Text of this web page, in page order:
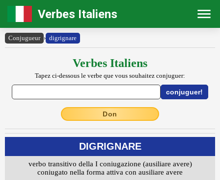
Verbes Italiens
Conjugueur › digrignare
Verbes Italiens
Tapez ci-dessous le verbe que vous souhaitez conjuguer:
Don
DIGRIGNARE
verbo transitivo della I coniugazione (ausiliare avere)
coniugato nella forma attiva con ausiliare avere